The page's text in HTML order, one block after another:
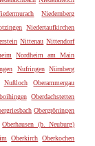
Niedernberg
Niedertaufkirchen
Nittenau Nittendorf
Nordheim am Main
Nufringen
Nürnberg
Nußloch
Oberammergau
Oberdachstetten
Obergröningen
Oberhausen (b. Neuburg)
Oberkirch Oberkochen